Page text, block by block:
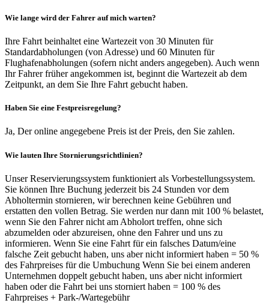
Wie lange wird der Fahrer auf mich warten?
Ihre Fahrt beinhaltet eine Wartezeit von 30 Minuten für
Standardabholungen (von Adresse) und 60 Minuten für
Flughafenabholungen (sofern nicht anders angegeben). Auch wenn
Ihr Fahrer früher angekommen ist, beginnt die Wartezeit ab dem
Zeitpunkt, an dem Sie Ihre Fahrt gebucht haben.
Haben Sie eine Festpreisregelung?
Ja, Der online angegebene Preis ist der Preis, den Sie zahlen.
Wie lauten Ihre Stornierungsrichtlinien?
Unser Reservierungssystem funktioniert als Vorbestellungssystem.
Sie können Ihre Buchung jederzeit bis 24 Stunden vor dem
Abholtermin stornieren, wir berechnen keine Gebühren und
erstatten den vollen Betrag. Sie werden nur dann mit 100 % belastet,
wenn Sie den Fahrer nicht am Abholort treffen, ohne sich
abzumelden oder abzureisen, ohne den Fahrer und uns zu
informieren. Wenn Sie eine Fahrt für ein falsches Datum/eine
falsche Zeit gebucht haben, uns aber nicht informiert haben = 50 %
des Fahrpreises für die Umbuchung Wenn Sie bei einem anderen
Unternehmen doppelt gebucht haben, uns aber nicht informiert
haben oder die Fahrt bei uns storniert haben = 100 % des
Fahrpreises + Park-/Wartegebühr